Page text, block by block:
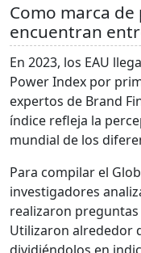
Como marca de
encuentran
En 2023, los EAU
Power Index por
expertos de Brand
índice refleja la
mundial de los
Para compilar el
investigadores
realizaron preguntas
Utilizaron alrededor